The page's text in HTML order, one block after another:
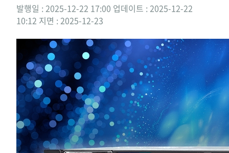
발행일 : 2025-12-22 17:00 업데이트 : 2025-12-22
10:12 지면 : 2025-12-23